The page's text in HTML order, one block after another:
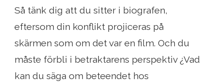
Så tänk dig att du sitter i biografen,
eftersom din konflikt projiceras på
skärmen som om det var en film. Och du
måste förbli i betraktarens perspektiv ¿Vad
kan du säga om beteendet hos